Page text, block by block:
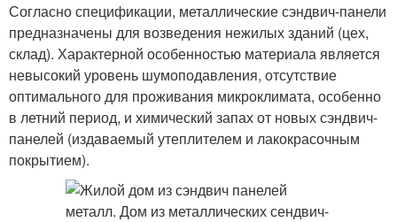
Согласно спецификации, металлические сэндвич-панели
предназначены для возведения нежилых зданий (цех,
склад). Характерной особенностью материала является
невысокий уровень шумоподавления, отсутствие
оптимального для проживания микроклимата, особенно
в летний период, и химический запах от новых сэндвич-
панелей (издаваемый утеплителем и лакокрасочным
покрытием).